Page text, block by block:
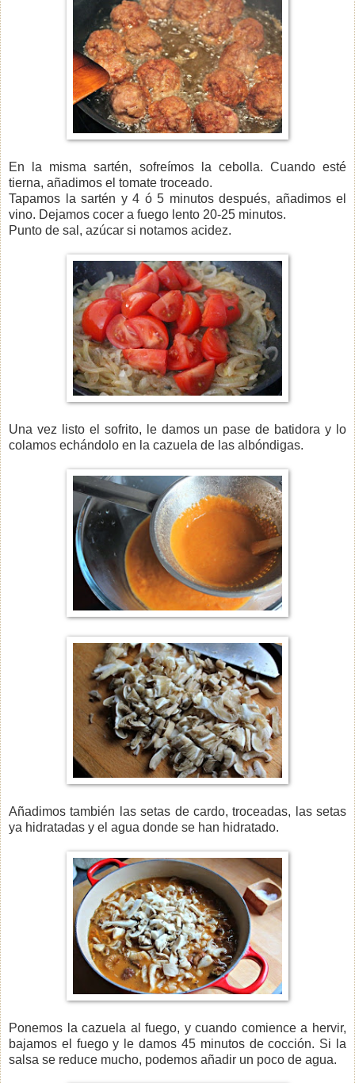
En la misma sartén, sofreímos la cebolla. Cuando esté
tierna, añadimos el tomate troceado.
Tapamos la sartén y 4 ó 5 minutos después, añadimos el
vino. Dejamos cocer a fuego lento 20-25 minutos.
Punto de sal, azúcar si notamos acidez.
Una vez listo el sofrito, le damos un pase de batidora y lo
colamos echándolo en la cazuela de las albóndigas.
Añadimos también las setas de cardo, troceadas, las setas
ya hidratadas y el agua donde se han hidratado.
Ponemos la cazuela al fuego, y cuando comience a hervir,
bajamos el fuego y le damos 45 minutos de cocción. Si la
salsa se reduce mucho, podemos añadir un poco de agua.